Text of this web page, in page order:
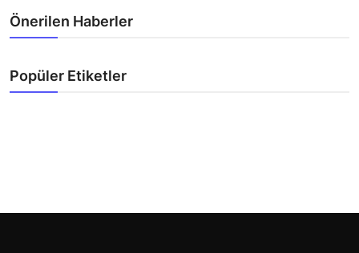
Önerilen Haberler
Popüler Etiketler